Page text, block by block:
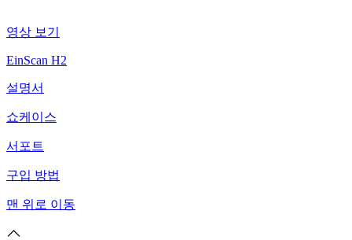
영상 보기
EinScan H2
설명서
쇼케이스
서포트
구입 방법
맨 위로 이동